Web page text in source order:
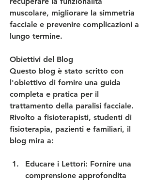
muscolare, migliorare la simmetria
facciale e prevenire complicazioni a
lungo termine.
Obiettivi del Blog
Questo blog è stato scritto con
l'obiettivo di fornire una guida
completa e pratica per il
trattamento della paralisi facciale.
Rivolto a fisioterapisti, studenti di
fisioterapia, pazienti e familiari, il
blog mira a:
Educare i Lettori: Fornire una
comprensione approfondita